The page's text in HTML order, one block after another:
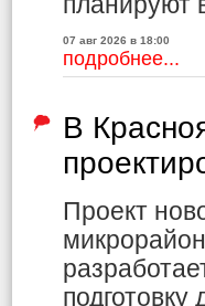
07 авг 2026 в 18:00
подробнее...
В
Проект
подготовку